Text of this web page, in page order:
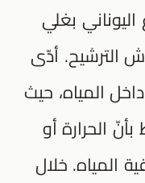
اليوناني بغلي
الترشيح. أدّى
المياه، حيث
الحرارة أو
المياه. خلال